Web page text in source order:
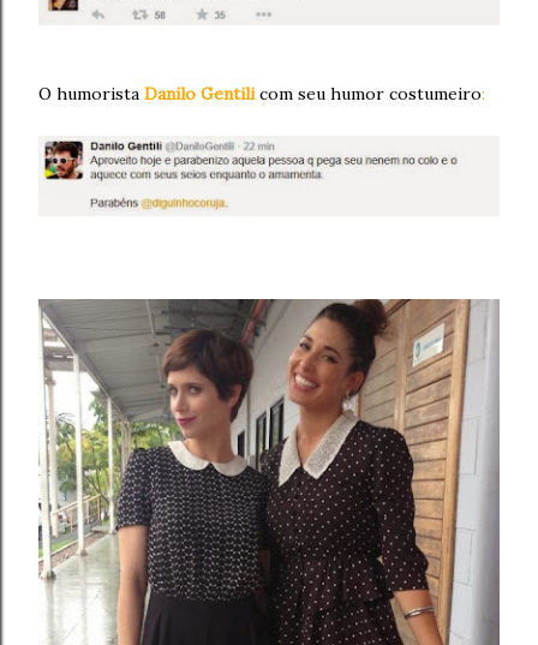
O humorista Danilo Gentili com seu humor costumeiro: